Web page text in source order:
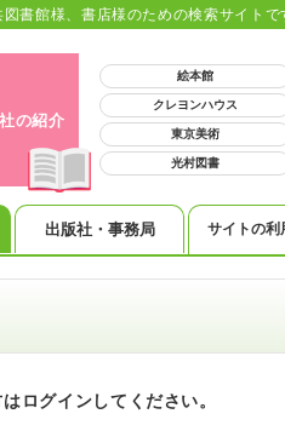
書館様、書店様のための検索サイトで
の紹介
絵本館
クレヨンハウス
東京美術
光村図書
出版社・事務局 サイトの利
ログインしてください。